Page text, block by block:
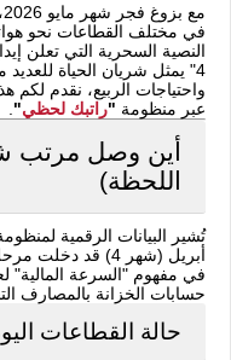
في مختلف القطاعات نحو
النصية السحرية التي تعلن
4" يمثل شريان الحياة للعديد
واحتياجات الربيع، نقدم لكم
عبر منظومة "راتبك لحظي"
اللحظة)
تُشير البيانات الرقمية
أبريل (شهر 4) قد
حسابات الخزانة بالمصارف
حالة القطاعات